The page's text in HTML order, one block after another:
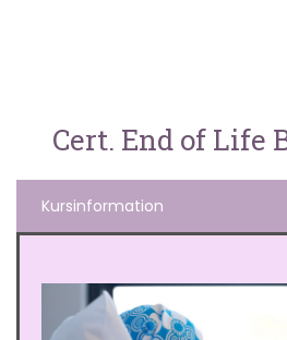
Cert. End of Life
Kursinformation